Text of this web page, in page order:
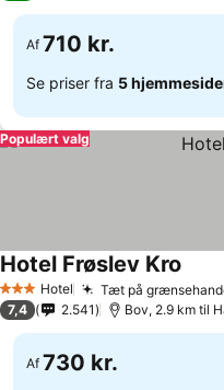
Af 710 kr.
Se priser fra 5
Populært valg
3 StjernerHotel Tæt på
Hotel Frøslev Kro
7,4 2.541 Bov, 2.9 km til
Af 730 kr.